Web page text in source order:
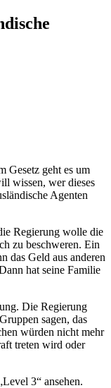
Gesetz geht es um
wissen, wer dieses
Agenten
Regierung wolle die
zu beschweren. Ein
das Geld aus anderen
hat seine Familie
Die Regierung
sagen, das
würden nicht mehr
treten wird oder
3“ ansehen.